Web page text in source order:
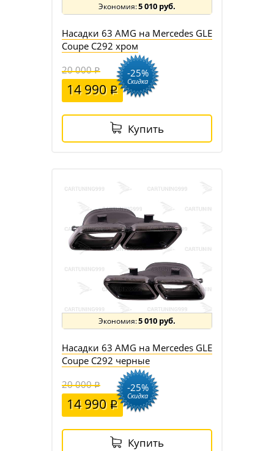
5 010 руб.
Насадки 63 AMG на Mercedes GLE
Coupe C292 хром
20 000
14 990
-25%
Скидка
Купить
5 010 руб.
Насадки 63 AMG на Mercedes GLE
Coupe C292 черные
20 000
14 990
-25%
Скидка
Купить